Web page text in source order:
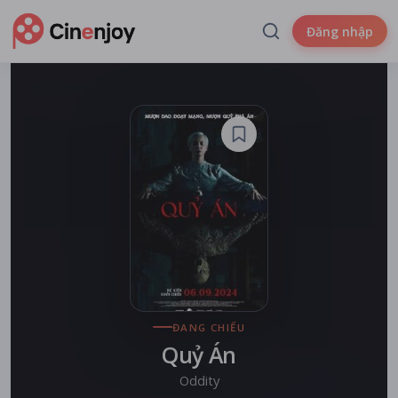
Đăng nhập
ĐANG CHIẾU
Quỷ Án
Oddity